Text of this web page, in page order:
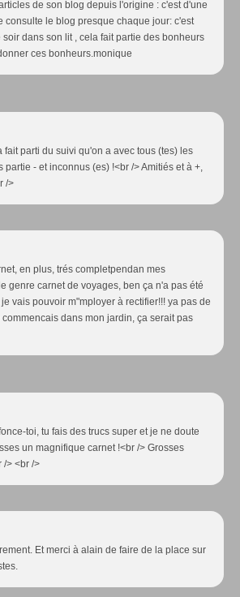
de son blog depuis l'origine : c'est d'une
le blog presque chaque jour: c'est
dans son lit , cela fait partie des bonheurs
ces bonheurs.monique
parti du suivi qu'on a avec tous (tes) les
- et inconnus (es) !<br /> Amitiés et à +,
/>
en plus, trés completpendan mes
genre carnet de voyages, ben ça n'a pas été
vais pouvoir m"mployer à rectifier!!! ya pas de
dans mon jardin, ça serait pas
toi, tu fais des trucs super et je ne doute
un magnifique carnet !<br /> Grosses
/> <br />
Et merci à alain de faire de la place sur